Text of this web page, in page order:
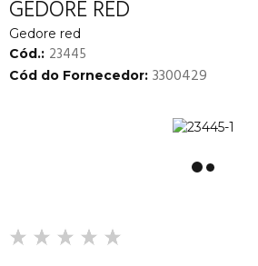
GEDORE RED
Gedore red
Cód.: 23445
Cód do Fornecedor: 3300429